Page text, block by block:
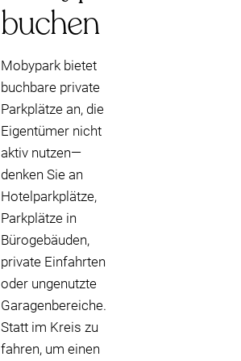
buchen
Mobypark bietet
buchbare private
Parkplätze an, die
Eigentümer nicht
aktiv nutzen—
denken Sie an
Hotelparkplätze,
Parkplätze in
Bürogebäuden,
private Einfahrten
oder ungenutzte
Garagenbereiche.
Statt im Kreis zu
fahren, um einen